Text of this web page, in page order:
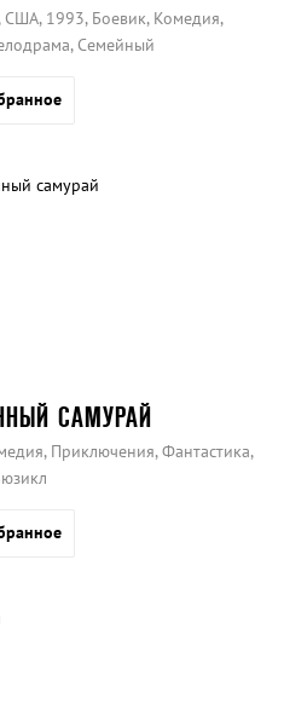
США, 1993, Боевик, Комедия,
Семейный
САМУРАЙ
Приключения, Фантастика,